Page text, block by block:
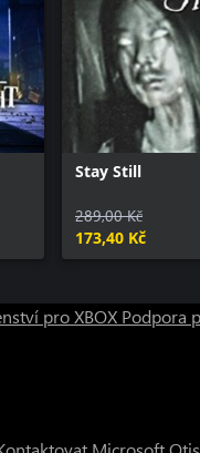
Stay Still
289,00 Kč
173,40 Kč
pro XBOX Podpora